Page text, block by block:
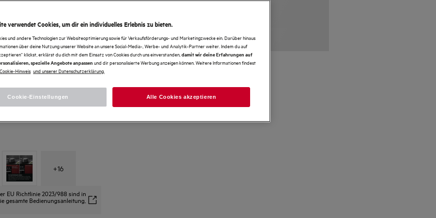
+16
EU Richtlinie 2023/988 sind in
gesamte Bedienungsanleitung,
verwendet Cookies, um dir ein individuelles Erlebnis zu bieten.
und andere Technologien zur Websiteoptimierung sowie für Verkaufsförderungs- und Marketingzwecke ein. Darüber hinaus
über deine Nutzung unserer Website an unsere Social-Media-, Werbe- und Analytik-Partner weiter. Indem du auf
klickst, erklärst du dich mit dem Einsatz von Cookies durch uns einverstanden, damit wir deine Erfahrungen auf
spezielle Angebote anpassen und dir personalisierte Werbung anzeigen können. Weitere Informationen findest
Cookie-Hinweis und unserer Datenschutzerklärung.
Cookie-Einstellungen Alle Cookies akzeptieren